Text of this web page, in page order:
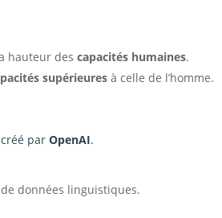
hauteur descapacités humaines.
supérieuresà celle de l’homme.
par OpenAI.
de données linguistiques.